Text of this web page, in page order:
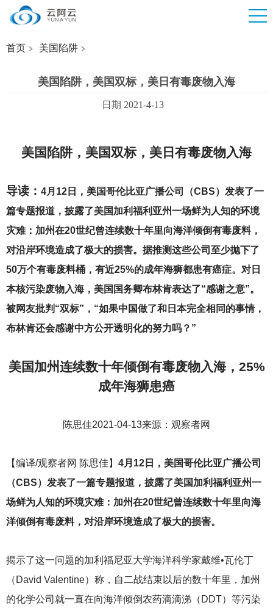
首页 美国陷阱
美国陷阱，美国双标，美日有毒废物入海
日期 2021-4-13
美国陷阱，美国双标，美日有毒废物入海
导读： 4月12日，美国哥伦比亚广播公司（CBS）发表了一
篇专题报道，披露了美国加利福利亚州一场鲜为人知的环境
灾难：加州在20世纪曾连续数十年里向海洋倾倒有毒废料，
对沿岸环境造成了极大的损害。据推测这些公司至少抛下了
50万个有毒废料桶，有近25%的成年海狮都患有癌症。对日
本核污染废物入海，美国国务卿布林肯表达了“感谢之意”。
被网友批判“双标”，“如果中国做了和日本完全相同的事情，
布林肯还会感谢中方公开透明化的努力吗？”
美国加州连续数十年倾倒有毒废物入海，25%
成年海狮患癌
陈思佳2021-04-13来源：观察者网
【编译/观察者网 陈思佳】 4月12日，美国哥伦比亚广播公司
（CBS）发表了一篇专题报道，披露了美国加利福利亚州一
场鲜为人知的环境灾难：加州在20世纪曾连续数十年里向海
洋倾倒有毒废料，对沿岸环境造成了极大的损害。
揭示了这一问题的加利福尼亚大学海洋科学家戴维•瓦伦丁
（David Valentine）称，自二战结束以后的数十年里，加州
的化学公司就一直在向海洋倾倒农药滴滴涕（DDT）等污染